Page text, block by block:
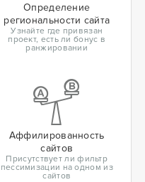
Определение
региональности сайта
Узнайте где привязан
проект, есть ли бонус в
ранжировании
Аффилированность
сайтов
Присутствует ли фильтр
пессимизации на одном из
сайтов